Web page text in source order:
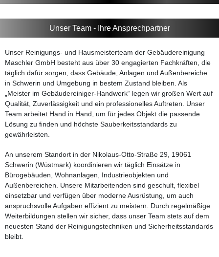
Unser Team - Ihre Ansprechpartner
Unser Reinigungs- und Hausmeisterteam der Gebäudereinigung
Maschler GmbH besteht aus über 30 engagierten Fachkräften, die
täglich dafür sorgen, dass Gebäude, Anlagen und Außenbereiche
in Schwerin und Umgebung in bestem Zustand bleiben. Als
Meister im Gebäudereiniger-Handwerk
legen wir großen Wert auf
Qualität, Zuverlässigkeit und ein professionelles Auftreten. Unser
Team arbeitet Hand in Hand, um für jedes Objekt die passende
Lösung zu finden und höchste Sauberkeitsstandards zu
gewährleisten.
An unserem Standort in der Nikolaus-Otto-Straße 29, 19061
Schwerin (Wüstmark) koordinieren wir täglich Einsätze in
Bürogebäuden, Wohnanlagen, Industrieobjekten und
Außenbereichen. Unsere Mitarbeitenden sind geschult, flexibel
einsetzbar und verfügen über moderne Ausrüstung, um auch
anspruchsvolle Aufgaben effizient zu meistern. Durch regelmäßige
Weiterbildungen stellen wir sicher, dass unser Team stets auf dem
neuesten Stand der Reinigungstechniken und Sicherheitsstandards
bleibt.